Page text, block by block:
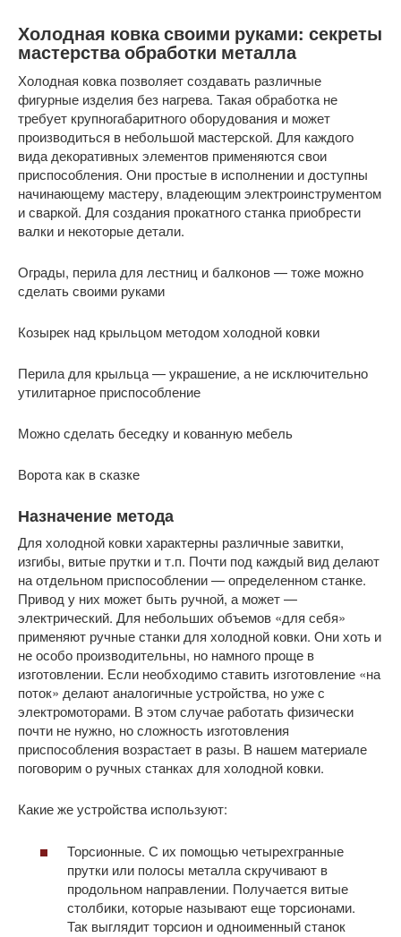
Холодная ковка своими руками: секреты
мастерства обработки металла
Холодная ковка позволяет создавать различные
фигурные изделия без нагрева. Такая обработка не
требует крупногабаритного оборудования и может
производиться в небольшой мастерской. Для каждого
вида декоративных элементов применяются свои
приспособления. Они простые в исполнении и доступны
начинающему мастеру, владеющим электроинструментом
и сваркой. Для создания прокатного станка приобрести
валки и некоторые детали.
Ограды, перила для лестниц и балконов — тоже можно
сделать своими руками
Козырек над крыльцом методом холодной ковки
Перила для крыльца — украшение, а не исключительно
утилитарное приспособление
Можно сделать беседку и кованную мебель
Ворота как в сказке
Назначение метода
Для холодной ковки характерны различные завитки,
изгибы, витые прутки и т.п. Почти под каждый вид делают
на отдельном приспособлении — определенном станке.
Привод у них может быть ручной, а может —
электрический. Для небольших объемов «для себя»
применяют ручные станки для холодной ковки. Они хоть и
не особо производительны, но намного проще в
изготовлении. Если необходимо ставить изготовление «на
поток» делают аналогичные устройства, но уже с
электромоторами. В этом случае работать физически
почти не нужно, но сложность изготовления
приспособления возрастает в разы. В нашем материале
поговорим о ручных станках для холодной ковки.
Какие же устройства используют:
Торсионные. С их помощью четырехгранные
прутки или полосы металла скручивают в
продольном направлении. Получается витые
столбики, которые называют еще торсионами.
Так выглядит торсион и одноименный станок